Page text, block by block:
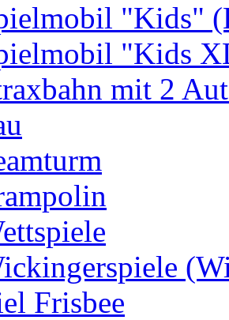
"Kids"
"Kids
mit 2
Frisbee